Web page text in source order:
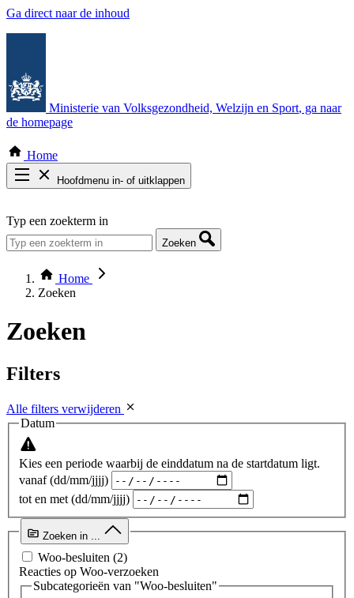
Ga direct naar de inhoud
Ministerie van Volksgezondheid, Welzijn en Sport, ga naar
de homepage
Home
Hoofdmenu in- of uitklappen
Thema COVID-19
Bekijk per bestuursorgaan
Typ een zoekterm in
Zoeken
Home
Zoeken
Zoeken
Filters
Alle filters verwijderen
Datum
Kies een periode waarbij de einddatum na de startdatum ligt.
vanaf (dd/mm/jjjj)
tot en met (dd/mm/jjjj)
Zoeken in ...
Woo-besluiten (2)
Reacties op Woo-verzoeken
Subcategorieën van "Woo-besluiten"